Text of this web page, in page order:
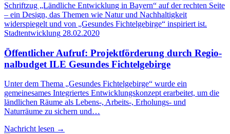
Stadtentwicklung 28.02.2020
Öffent­li­cher Auf­ruf: Pro­jekt­för­de­rung durch Regio­
nal­bud­get ILE Gesun­des Fichtelgebirge
Unter dem Thema „Gesundes Fichtelgebirge“ wurde ein
gemeinesames Integriertes Entwicklungskonzept erarbeitet, um die
ländlichen Räume als Lebens-, Arbeits-, Erholungs- und
Naturräume zu sichern und…
Nachricht lesen →